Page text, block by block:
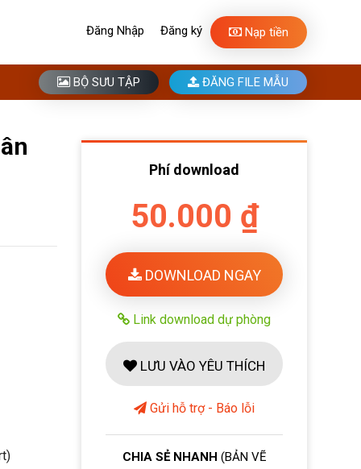
Đăng Nhập Đăng ký Nạp tiền
BỘ SƯU TẬP ĐĂNG FILE MẪU
Phí download
50.000 ₫
DOWNLOAD NGAY
Link download dự phòng
LƯU VÀO YÊU THÍCH
Gửi hỗ trợ - Báo lỗi
CHIA SẺ NHANH (BẢN VẼ